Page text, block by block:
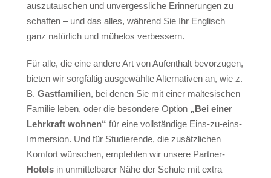
Malta
Ereignisse 2026
Malta Klima
Aktivitäten
Strandbad Lido
Bootsfahrt
auszutauschen und unvergessliche Erinnerungen zu
schaffen – und das alles, während Sie Ihr Englisch
ganz natürlich und mühelos verbessern.
Für alle, die eine andere Art von Aufenthalt bevorzugen,
bieten wir sorgfältig ausgewählte Alternativen an, wie z.
B. Gastfamilien, bei denen Sie mit einer maltesischen
Familie leben, oder die besondere Option „Bei einer
Lehrkraft wohnen“ für eine vollständige Eins-zu-eins-
Immersion. Und für Studierende, die zusätzlichen
Komfort wünschen, empfehlen wir unsere Partner-
Hotelsin unmittelbarer Nähe der Schule mit extra